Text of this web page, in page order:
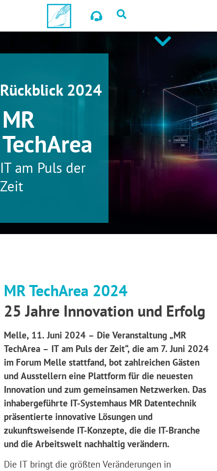
Rückblick 2024
MR
TechArea
IT am Puls der
Zeit
MR TechArea 2024
25 Jahre Innovation und Erfolg
Melle, 11. Juni 2024 – Die Veranstaltung „MR
TechArea – IT am Puls der Zeit“, die am 7. Juni 2024
im Forum Melle stattfand, bot zahlreichen Gästen
und Ausstellern eine Plattform für die neuesten
Innovation und zum gemeinsamen Netzwerken. Das
inhabergeführte IT-Systemhaus MR Datentechnik
präsentierte innovative Lösungen und
zukunftsweisende IT-Konzepte, die die IT-Branche
und die Arbeitswelt nachhaltig verändern.
Die IT bringt die größten Veränderungen in